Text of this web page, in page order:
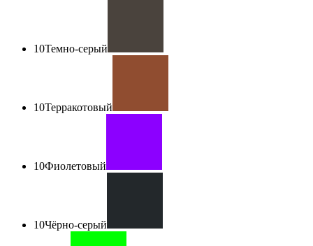
10Темно-серый
10Терракотовый
10Фиолетовый
10Чёрно-серый